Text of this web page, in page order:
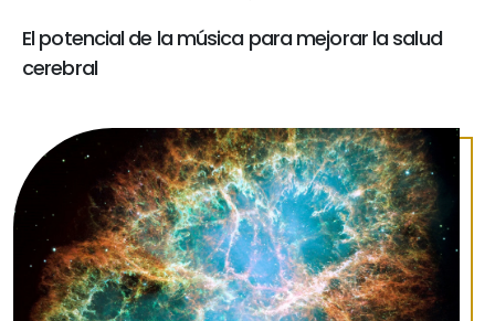
El potencial de la música para mejorar la salud
cerebral